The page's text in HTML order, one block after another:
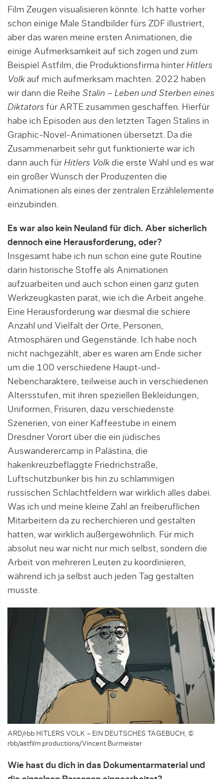
Film Zeugen visualisieren könnte. Ich hatte vorher
schon einige Male Standbilder fürs ZDF illustriert,
aber das waren meine ersten Animationen, die
einige Aufmerksamkeit auf sich zogen und zum
Beispiel Astfilm, die Produktionsfirma hinter Hitlers
Volk auf mich aufmerksam machten. 2022 haben
wir dann die Reihe Stalin – Leben und Sterben eines
Diktators für ARTE zusammen geschaffen. Hierfür
habe ich Episoden aus den letzten Tagen Stalins in
Graphic-Novel-Animationen übersetzt. Da die
Zusammenarbeit sehr gut funktionierte war ich
dann auch für Hitlers Volk die erste Wahl und es war
ein großer Wunsch der Produzenten die
Animationen als eines der zentralen Erzählelemente
einzubinden.
Es war also kein Neuland für dich. Aber sicherlich
dennoch eine Herausforderung, oder?
Insgesamt habe ich nun schon eine gute Routine
darin historische Stoffe als Animationen
aufzuarbeiten und auch schon einen ganz guten
Werkzeugkasten parat, wie ich die Arbeit angehe.
Eine Herausforderung war diesmal die schiere
Anzahl und Vielfalt der Orte, Personen,
Atmosphären und Gegenstände. Ich habe noch
nicht nachgezählt, aber es waren am Ende sicher
um die 100 verschiedene Haupt-und-
Nebencharaktere, teilweise auch in verschiedenen
Altersstufen, mit ihren speziellen Bekleidungen,
Uniformen, Frisuren, dazu verschiedenste
Szenerien, von einer Kaffeestube in einem
Dresdner Vorort über die ein jüdisches
Auswanderercamp in Palästina, die
hakenkreuzbeflaggte Friedrichstraße,
Luftschutzbunker bis hin zu schlammigen
russischen Schlachtfeldern war wirklich alles dabei.
Was ich und meine kleine Zahl an freiberuflichen
Mitarbeitern da zu recherchieren und gestalten
hatten, war wirklich außergewöhnlich. Für mich
absolut neu war nicht nur mich selbst, sondern die
Arbeit von mehreren Leuten zu koordinieren,
während ich ja selbst auch jeden Tag gestalten
musste.
ARD/rbb HITLERS VOLK – EIN DEUTSCHES TAGEBUCH, ©
rbb/astfilm productions/Vincent Burmeister
Wie hast du dich in das Dokumentarmaterial und